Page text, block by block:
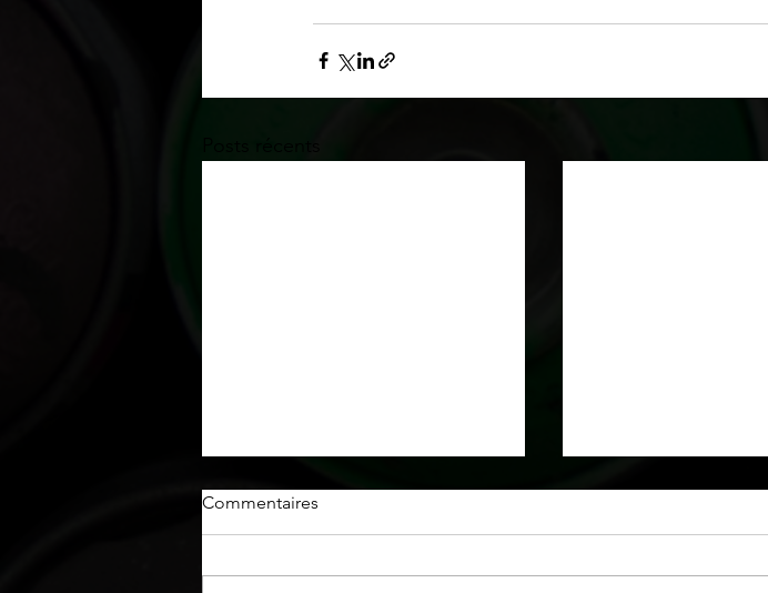
Commentaires